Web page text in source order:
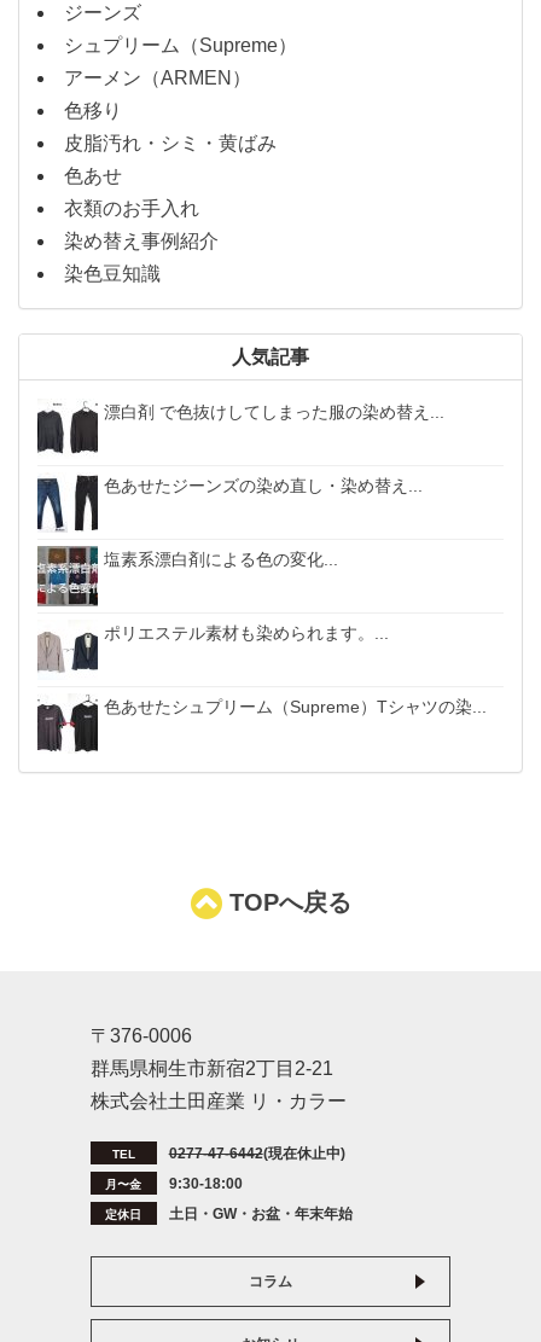
ジーンズ
シュプリーム（Supreme）
アーメン（ARMEN）
色移り
皮脂汚れ・シミ・黄ばみ
色あせ
衣類のお手入れ
染め替え事例紹介
染色豆知識
人気記事
漂白剤 で色抜けしてしまった服の染め替え...
色あせたジーンズの染め直し・染め替え...
塩素系漂白剤による色の変化...
ポリエステル素材も染められます。...
色あせたシュプリーム（Supreme）Tシャツの染...
TOPへ戻る
〒376-0006
群馬県桐生市新宿2丁目2-21
株式会社土田産業 リ・カラー
TEL 0277-47-6442(現在休止中)
月〜金 9:30-18:00
定休日 土日・GW・お盆・年末年始
コラム